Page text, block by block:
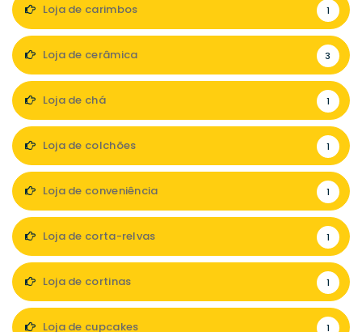
Loja de carimbos 1
Loja de cerâmica 3
Loja de chá 1
Loja de colchões 1
Loja de conveniência 1
Loja de corta-relvas 1
Loja de cortinas 1
Loja de cupcakes 1